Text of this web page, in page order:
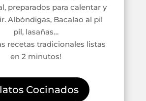
preparados para calentar y
Albóndigas, Bacalao al pil
pil, lasañas…
recetas tradicionales listas
en 2 minutos!
Cocinados